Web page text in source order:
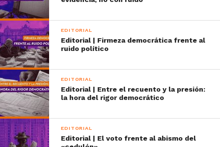
EDITORIAL
Editorial | Firmeza democrática frente al
ruido político
EDITORIAL
Editorial | Entre el recuento y la presión:
la hora del rigor democrático
EDITORIAL
Editorial | El voto frente al abismo del